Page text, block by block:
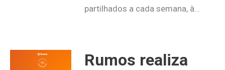
partilhados a cada semana, à…
Rumos realiza